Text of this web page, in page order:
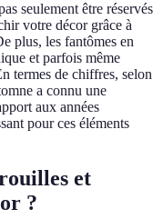
seulement être réservés
votre décor grâce à
plus, les fantômes en
et parfois même
termes de chiffres, selon
a connu une
aux années
pour ces éléments
et
?